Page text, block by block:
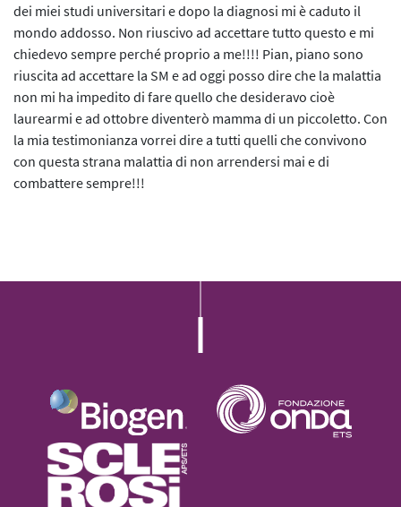
L’iniziativa 2022
L’iniziativa 2023
L’iniziativa 2024
L’iniziativa 2025
dei miei studi universitari e dopo la diagnosi mi è caduto il
mondo addosso. Non riuscivo ad accettare tutto questo e mi
chiedevo sempre perché proprio a me!!!! Pian, piano sono
riuscita ad accettare la SM e ad oggi posso dire che la malattia
non mi ha impedito di fare quello che desideravo cioè
laurearmi e ad ottobre diventerò mamma di un piccoletto. Con
la mia testimonianza vorrei dire a tutti quelli che convivono
con questa strana malattia di non arrendersi mai e di
combattere sempre!!!